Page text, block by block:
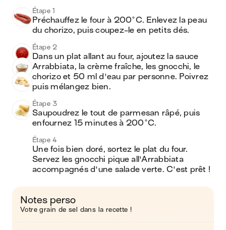
Étape 1
Préchauffez le four à 200°C. Enlevez la peau
du chorizo, puis coupez-le en petits dés.
Étape 2
Dans un plat allant au four, ajoutez la sauce
Arrabbiata, la crème fraîche, les gnocchi, le
chorizo et 50 ml d'eau par personne. Poivrez
puis mélangez bien.
Étape 3
Saupoudrez le tout de parmesan râpé, puis
enfournez 15 minutes à 200°C.
Étape 4
Une fois bien doré, sortez le plat du four.
Servez les gnocchi pique all'Arrabbiata
accompagnés d'une salade verte. C'est prêt !
Notes perso
Votre grain de sel dans la recette !